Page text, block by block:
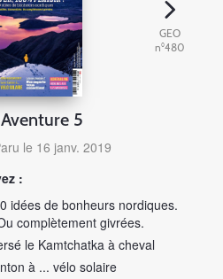
5
le 16 janv. 2019
:
idées de bonheurs nordiques.
complètement givrées.
le Kamtchatka à cheval
à ... vélo solaire
GEO
n°480